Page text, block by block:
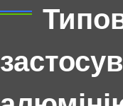
Алюмінієва
З масовим
Алюмінієва
належне
альтернативи, та